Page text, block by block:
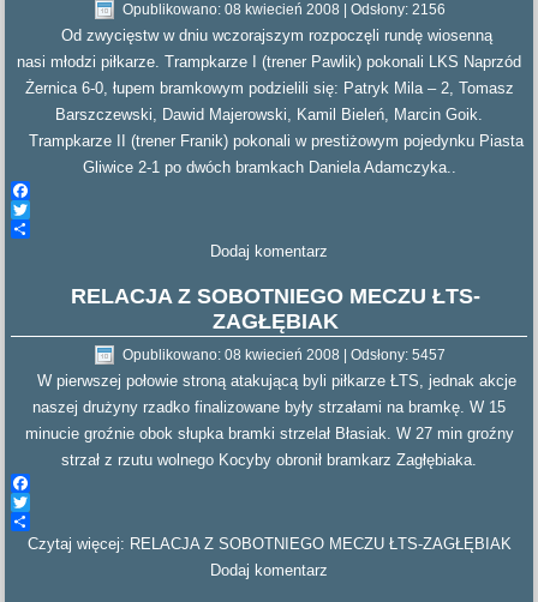
Opublikowano: 08 kwiecień 2008 Odsłony: 2156
Od zwycięstw w dniu wczorajszym rozpoczęli rundę wiosenną
nasi młodzi piłkarze. Trampkarze I (trener Pawlik) pokonali LKS Naprzód
Żernica 6-0, łupem bramkowym podzielili się: Patryk Mila – 2, Tomasz
Barszczewski, Dawid Majerowski, Kamil Bieleń, Marcin Goik.
Trampkarze II (trener Franik) pokonali w prestiżowym pojedynku Piasta
Gliwice 2-1 po dwóch bramkach Daniela Adamczyka..
Share
Dodaj komentarz
RELACJA Z SOBOTNIEGO MECZU ŁTS-
ZAGŁĘBIAK
Opublikowano: 08 kwiecień 2008 Odsłony: 5457
W pierwszej połowie stroną atakującą byli piłkarze ŁTS, jednak akcje
naszej drużyny rzadko finalizowane były strzałami na bramkę. W 15
minucie groźnie obok słupka bramki strzelał Błasiak. W 27 min groźny
strzał z rzutu wolnego Kocyby obronił bramkarz Zagłębiaka.
Share
Czytaj więcej: RELACJA Z SOBOTNIEGO MECZU ŁTS-ZAGŁĘBIAK
Dodaj komentarz